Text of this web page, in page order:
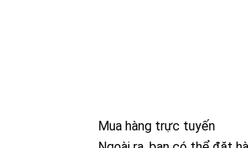
Mua hàng trực tuyến